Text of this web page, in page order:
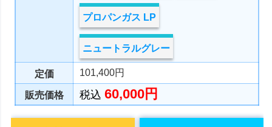
プロパンガス LP
ニュートラルグレー
定価 101,400円
販売価格 税込60,000円